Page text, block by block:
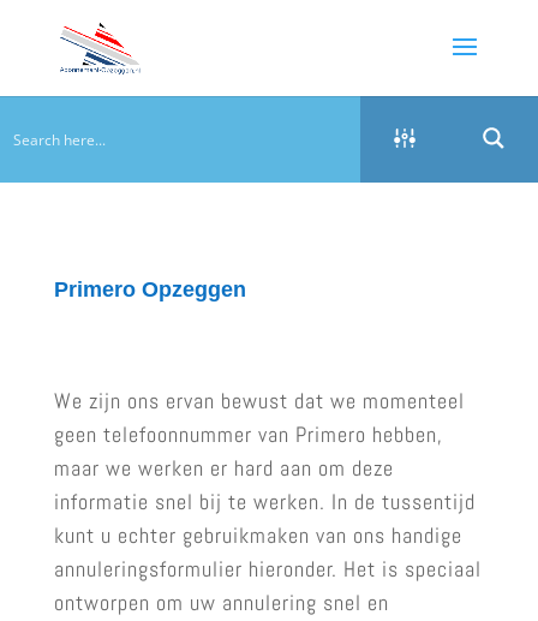
Primero Opzeggen
We zijn ons ervan bewust dat we momenteel
geen telefoonnummer van Primero hebben,
maar we werken er hard aan om deze
informatie snel bij te werken. In de tussentijd
kunt u echter gebruikmaken van ons handige
annuleringsformulier hieronder. Het is speciaal
ontworpen om uw annulering snel en